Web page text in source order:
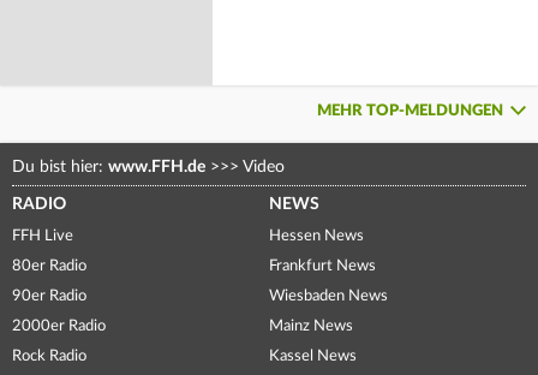
MEHR TOP-MELDUNGEN
Du bist hier: www.FFH.de >>> Video
RADIO
FFH Live
80er Radio
90er Radio
2000er Radio
Rock Radio
NEWS
Hessen News
Frankfurt News
Wiesbaden News
Mainz News
Kassel News